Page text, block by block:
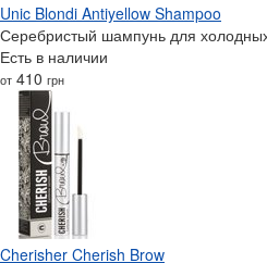
Unic Blondi Antiyellow Shampoo
Серебристый шампунь для
Есть в наличии
от 410 грн
Cherisher Cherish Brow